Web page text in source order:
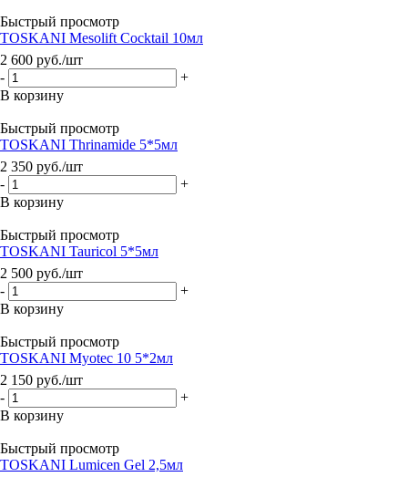
Быстрый просмотр
TOSKANI Mesolift Cocktail 10мл
2 600 руб./шт
-
+
В корзину
Быстрый просмотр
TOSKANI Thrinamide 5*5мл
2 350 руб./шт
-
+
В корзину
Быстрый просмотр
TOSKANI Tauricol 5*5мл
2 500 руб./шт
-
+
В корзину
Быстрый просмотр
TOSKANI Myotec 10 5*2мл
2 150 руб./шт
-
+
В корзину
Быстрый просмотр
TOSKANI Lumicen Gel 2,5мл